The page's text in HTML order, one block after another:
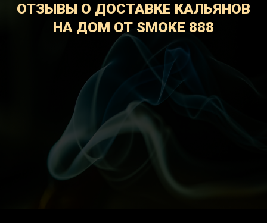
ОТЗЫВЫ О ДОСТАВКЕ КАЛЬЯНОВ
НА ДОМ ОТ SMOKE 888